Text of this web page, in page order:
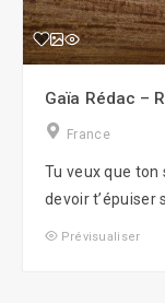
Gaïa Rédac –
France
Tu veux que
devoir t’épuiser
Prévisualiser